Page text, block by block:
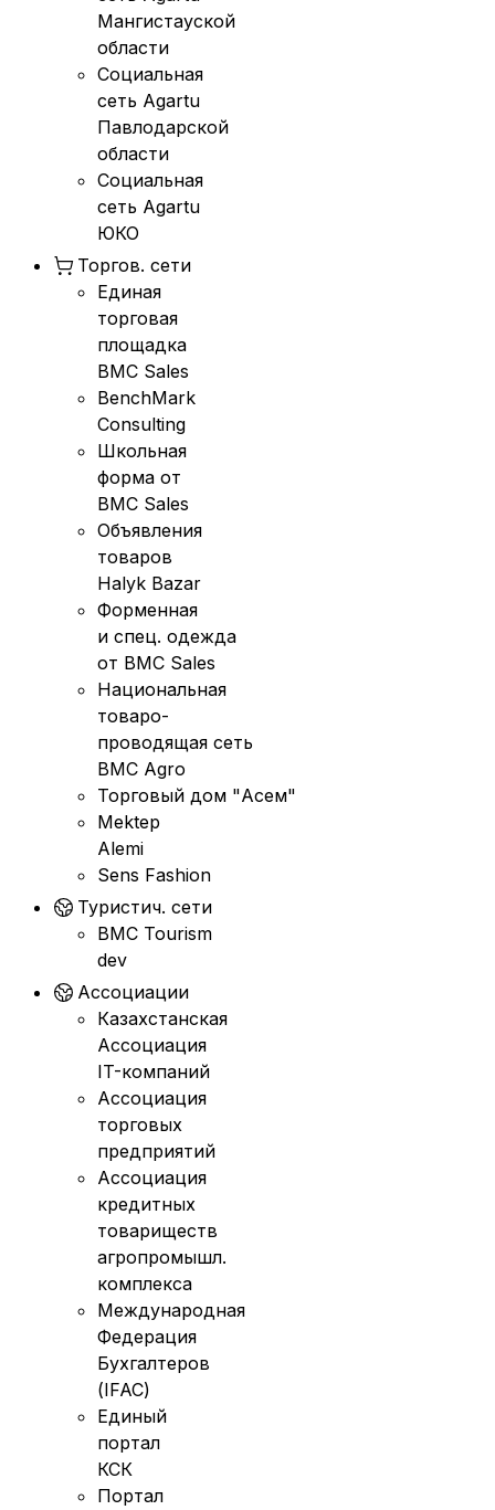
Мангистауской
области
Социальная
сеть Agartu
Павлодарской
области
Социальная
сеть Agartu
ЮКО
Торгов. сети
Единая
торговая
площадка
BMC Sales
BenchMark
Consulting
Школьная
форма от
BMC Sales
Объявления
товаров
Halyk Bazar
Форменная
и спец. одежда
от BMC Sales
Национальная
товаро-
проводящая сеть
BMC Agro
Торговый дом "Асем"
Mektep
Alemi
Sens Fashion
Туристич. сети
BMC Tourism
dev
Ассоциации
Казахстанская
Ассоциация
IT-компаний
Ассоциация
торговых
предприятий
Ассоциация
кредитных
товариществ
агропромышл.
комплекса
Международная
Федерация
Бухгалтеров
(IFAC)
Единый
портал
КСК
Портал